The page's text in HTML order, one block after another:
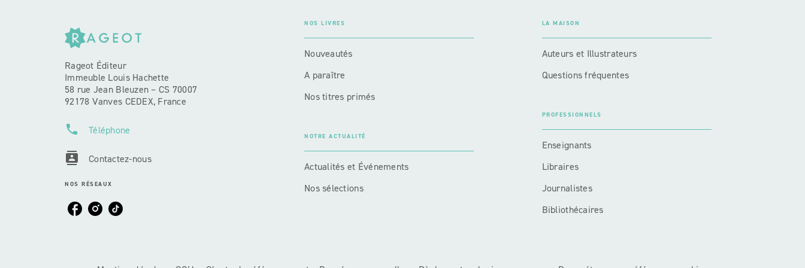
Rageot Éditeur
Immeuble Louis Hachette
58 rue Jean Bleuzen – CS 70007
92178 Vanves CEDEX, France
phone Téléphone
contacts Contactez-nous
NOS RÉSEAUX
NOS LIVRES
Nouveautés
A paraître
Nos titres primés
NOTRE ACTUALITÉ
Actualités et Événements
Nos sélections
LA MAISON
Auteurs et Illustrateurs
Questions fréquentes
PROFESSIONNELS
Enseignants
Libraires
Journalistes
Bibliothécaires